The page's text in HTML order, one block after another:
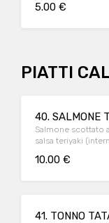
5.00 €
PIATTI
40. SALMONE
Salmone scottato
salsa teriyaki
10.00 €
41. TONNO